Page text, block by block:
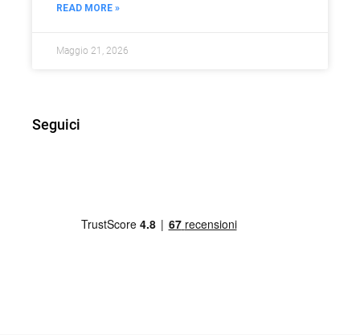
READ MORE »
Maggio 21, 2026
Seguici